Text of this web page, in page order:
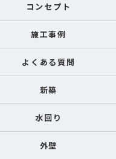
コンセプト
施工事例
よくある質問
新築
水回り
外壁